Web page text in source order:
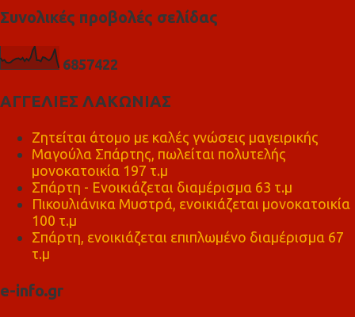
Συνολικές προβολές σελίδας
6857422
ΑΓΓΕΛΙΕΣ ΛΑΚΩΝΙΑΣ
Ζητείται άτομο με καλές γνώσεις μαγειρικής
Μαγούλα Σπάρτης, πωλείται πολυτελής
μονοκατοικία 197 τ.μ
Σπάρτη - Ενοικιάζεται διαμέρισμα 63 τ.μ
Πικουλιάνικα Μυστρά, ενοικιάζεται μονοκατοικία
100 τ.μ
Σπάρτη, ενοικιάζεται επιπλωμένο διαμέρισμα 67
τ.μ
e-info.gr